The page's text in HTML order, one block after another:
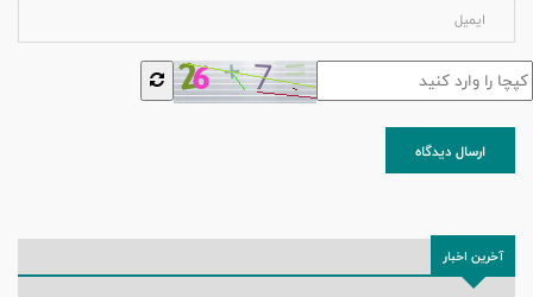
ارسال دیدگاه
آخرین اخبار